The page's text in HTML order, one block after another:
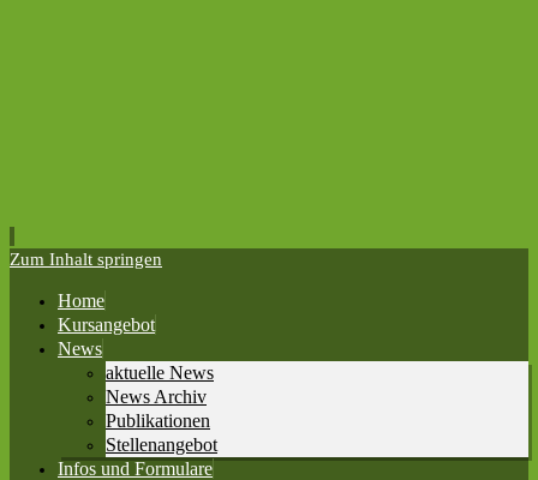
Zum Inhalt springen
Home
Kursangebot
News
aktuelle News
News Archiv
Publikationen
Stellenangebot
Infos und Formulare